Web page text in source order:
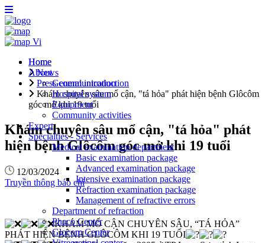
Vi
Home
About
General introduction
Hospital system
Equipment
Community activities
Expert
Specialties - Services
Medical examination department
Basic examination package
Advanced examination package
Intensive examination package
Refraction examination package
Management of refractive errors
Department of refraction
Phaco Center
Glocom Center
Home
News
Press communication
Khám chuyên sâu mổ cận, "tá hỏa" phát hiện bệnh Glôcôm
góc mở khi 19 tuổi
Khám chuyên sâu mổ cận, "tá hỏa" phát
hiện bệnh Glôcôm góc mở khi 19 tuổi
12/03/2024
Truyền thông báo chí
KHÁM MỔ CẬN CHUYÊN SÂU, “TÁ HỎA”
PHÁT HIỆN BỆNH GLÔCÔM KHI 19 TUỔI